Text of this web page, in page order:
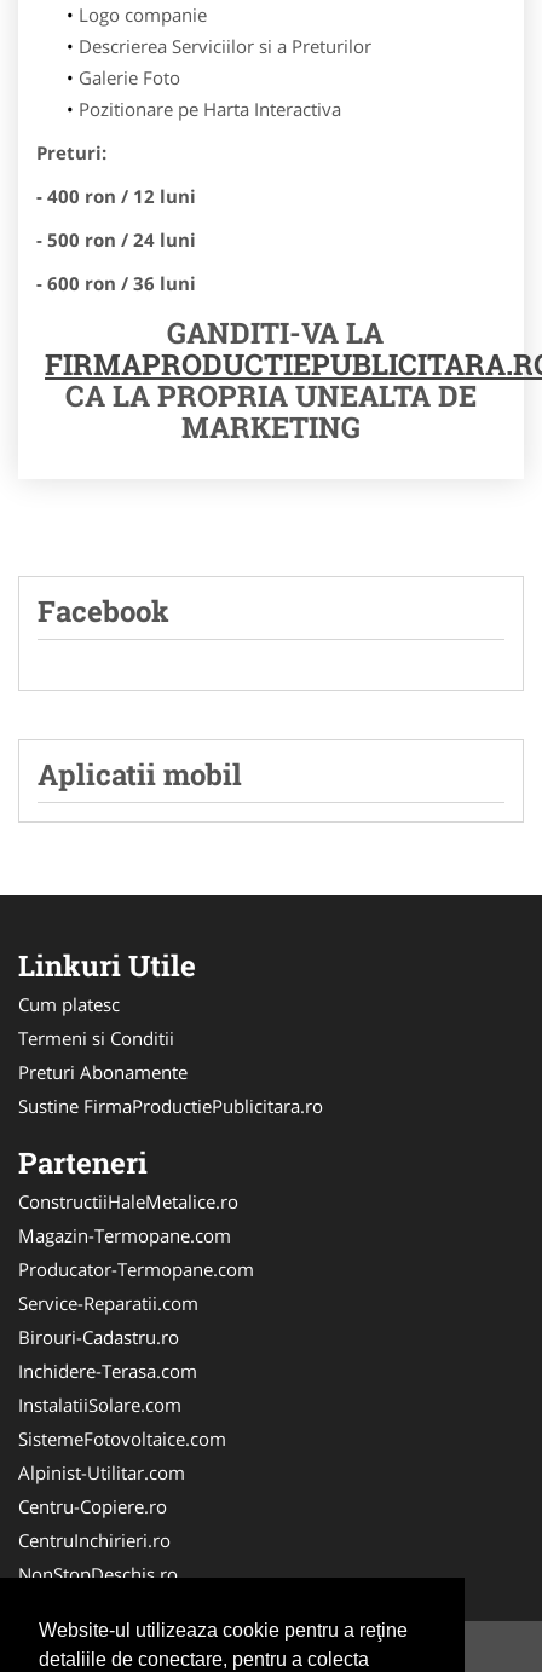
Website-ul utilizeaza cookie pentru a reţine
detaliile de conectare, pentru a colecta
Logo companie
Descrierea Serviciilor si a Preturilor
Galerie Foto
Pozitionare pe Harta Interactiva
Preturi:
- 400 ron / 12 luni
- 500 ron / 24 luni
- 600 ron / 36 luni
GANDITI-VA LA
CA LA PROPRIA UNEALTA DE
MARKETING
Facebook
Aplicatii mobil
Linkuri Utile
Cum platesc
Termeni si Conditii
Preturi Abonamente
Sustine FirmaProductiePublicitara.ro
Parteneri
ConstructiiHaleMetalice.ro
Magazin-Termopane.com
Producator-Termopane.com
Service-Reparatii.com
Birouri-Cadastru.ro
Inchidere-Terasa.com
InstalatiiSolare.com
SistemeFotovoltaice.com
Alpinist-Utilitar.com
Centru-Copiere.ro
CentruInchirieri.ro
NonStopDeschis.ro
© 2014-2026 -ANPC SOL